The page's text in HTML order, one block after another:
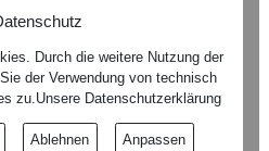
Durch die weitere Nutzung der
der Verwendung von technisch
zu.Unsere Datenschutzerklärung
Ablehnen Anpassen